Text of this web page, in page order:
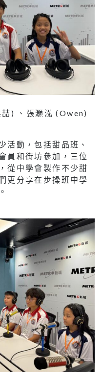
) 、張灝泓 (Owen)
活動，包括甜品班、
員和街坊參加，三位
從中學會製作不少甜
更分享在步操班中學